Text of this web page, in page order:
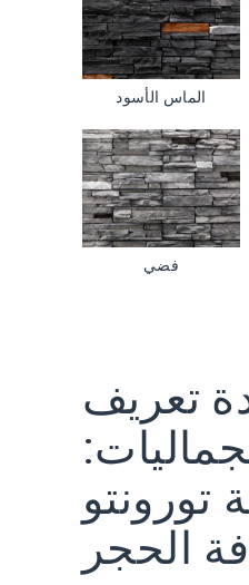
الماس الأسود
فضي
تعريف
الحجر